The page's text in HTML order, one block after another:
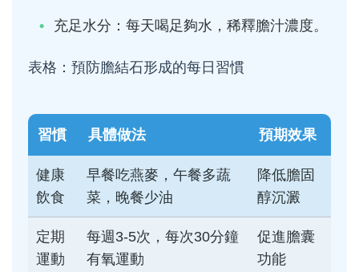
充足水分：每天喝足夠水，稀釋膽汁濃度。
表格：預防膽結石形成的每日習慣
習慣 具體做法 預期效果
健康
飲食
早餐吃燕麥，午餐多蔬
菜，晚餐少油
降低膽固
醇沉澱
定期
運動
每週3-5次，每次30分鐘
有氧運動
促進膽囊
功能